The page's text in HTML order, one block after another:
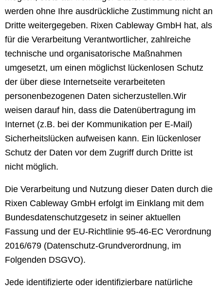
werden ohne Ihre ausdrückliche Zustimmung nicht an
Dritte weitergegeben. Rixen Cableway GmbH hat, als
für die Verarbeitung Verantwortlicher, zahlreiche
technische und organisatorische Maßnahmen
umgesetzt, um einen möglichst lückenlosen Schutz
der über diese Internetseite verarbeiteten
personenbezogenen Daten sicherzustellen.Wir
weisen darauf hin, dass die Datenübertragung im
Internet (z.B. bei der Kommunikation per E-Mail)
Sicherheitslücken aufweisen kann. Ein lückenloser
Schutz der Daten vor dem Zugriff durch Dritte ist
nicht möglich.
Die Verarbeitung und Nutzung dieser Daten durch die
Rixen Cableway GmbH erfolgt im Einklang mit dem
Bundesdatenschutzgesetz in seiner aktuellen
Fassung und der EU-Richtlinie 95-46-EC Verordnung
2016/679 (Datenschutz-Grundverordnung, im
Folgenden DSGVO).
Jede identifizierte oder identifizierbare natürliche